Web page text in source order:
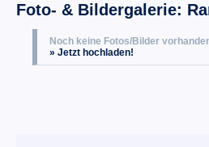
Foto- & Bildergalerie:
Noch keine Fotos/Bilder
» Jetzt hochladen!